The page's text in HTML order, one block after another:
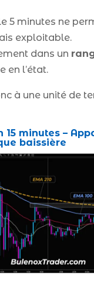
5 minutes ne
exploitable.
dans un
en l’état.
à une unité de
15 minutes –
baissière